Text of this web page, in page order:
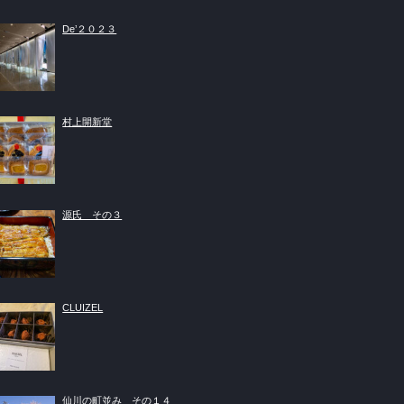
De’２０２３
村上開新堂
源氏 その３
CLUIZEL
仙川の町並み その１４